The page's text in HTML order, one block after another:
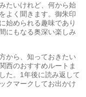
たいけれど、何から始
よく聞きます。御朱印
始められる趣味であり
にもなる奥深い楽しみ
から、知っておきたい
西のおすすめルートま
た。1年後に読み返して
クマークしてお出かけ